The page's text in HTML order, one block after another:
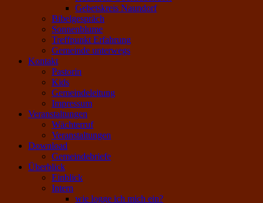
Gebetskreis Naundorf
Bibelgespräch
Sonnenblume
Treffpunkt Erfahrung
Gemeinde unterwegs
Kontakt
Pastorin
Kids
Gemeindeleitung
Impressum
Veranstaltungen
Wächterruf
Veranstaltungen
Download
Gemeindebriefe
Überblick
Einblick
Intern
wie logge ich mich ein?